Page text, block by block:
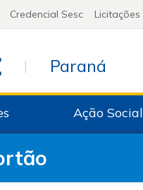
Credencial Sesc Licitações
Paraná
Ação Social